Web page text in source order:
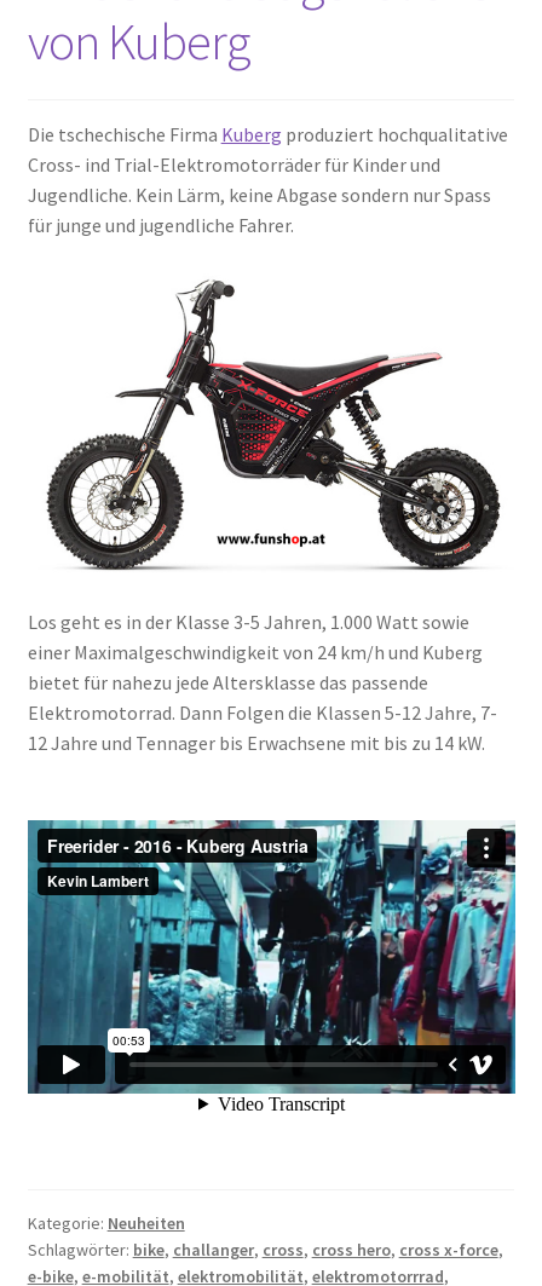
von Kuberg
Die tschechische Firma Kuberg produziert hochqualitative
Cross- ind Trial-Elektromotorräder für Kinder und
Jugendliche. Kein Lärm, keine Abgase sondern nur Spass
für junge und jugendliche Fahrer.
Los geht es in der Klasse 3-5 Jahren, 1.000 Watt sowie
einer Maximalgeschwindigkeit von 24 km/h und Kuberg
bietet für nahezu jede Altersklasse das passende
Elektromotorrad. Dann Folgen die Klassen 5-12 Jahre, 7-
12 Jahre und Tennager bis Erwachsene mit bis zu 14 kW.
Kategorie: Neuheiten
Schlagwörter: bike, challanger, cross, cross hero, cross x-force,
e-bike, e-mobilität, elektromobilität, elektromotorrrad,